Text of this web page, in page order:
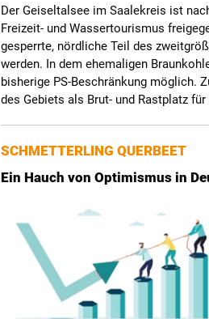
Der Geiseltalsee im Saalekreis ist
Freizeit- und Wassertourismus
gesperrte, nördliche Teil des
werden. In dem ehemaligen
bisherige PS-Beschränkung möglich.
des Gebiets als Brut- und Rastplatz
SCHMETTERLING QUERBEET
Ein Hauch von Optimismus in